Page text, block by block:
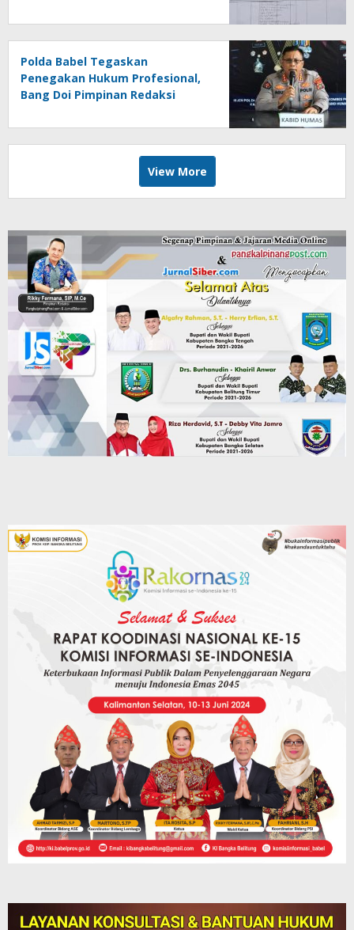
Polda Babel Tegaskan
Penegakan Hukum Profesional,
Bang Doi Pimpinan Redaksi
Dua Kali Tak Hadiri Panggilan
View More